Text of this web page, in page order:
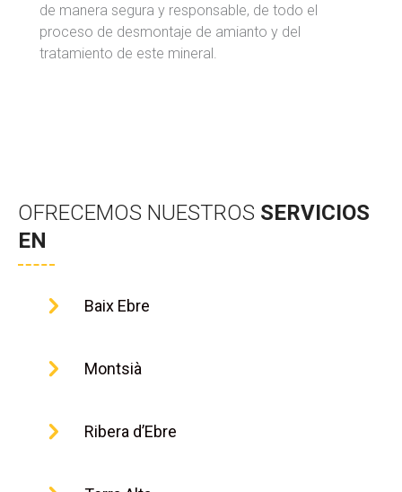
de manera segura y responsable, de todo el
proceso de desmontaje de amianto y del
tratamiento de este mineral.
OFRECEMOS NUESTROS SERVICIOS
EN
Baix Ebre
Montsià
Ribera d’Ebre